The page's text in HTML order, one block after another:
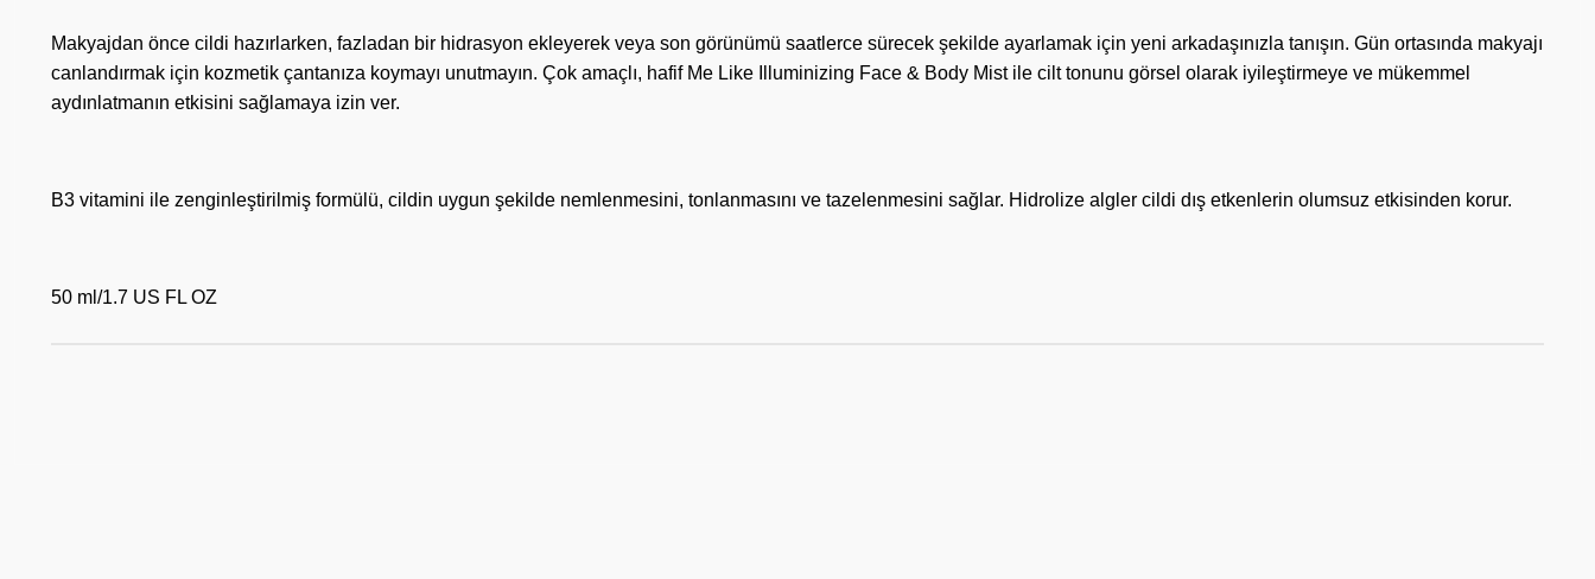
Makyajdan önce cildi hazırlarken, fazladan bir hidrasyon ekleyerek veya son görünümü saatlerce sürecek şekilde ayarlamak için yeni arkadaşınızla tanışın. Gün ortasında makyajı
canlandırmak için kozmetik çantanıza koymayı unutmayın. Çok amaçlı, hafif Me Like Illuminizing Face & Body Mist ile cilt tonunu görsel olarak iyileştirmeye ve mükemmel
aydınlatmanın etkisini sağlamaya izin ver.
B3 vitamini ile zenginleştirilmiş formülü, cildin uygun şekilde nemlenmesini, tonlanmasını ve tazelenmesini sağlar. Hidrolize algler cildi dış etkenlerin olumsuz etkisinden korur.
50 ml/1.7 US FL OZ